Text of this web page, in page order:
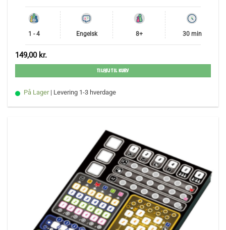
1 - 4 Engelsk 8+ 30 min
149,00 kr.
TILFØJ TIL KURV
På Lager | Levering 1-3 hverdage